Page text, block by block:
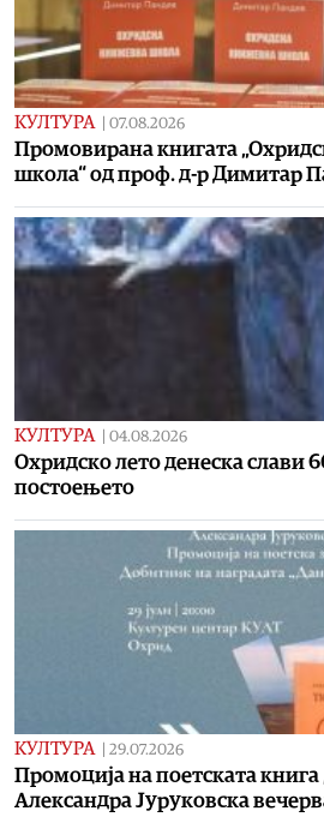
КУЛТУРА 07.08.2026
Промовирана книгата
школа“ од проф. д-р Димитар
КУЛТУРА 04.08.2026
Охридско лето денеска слави
постоењето
КУЛТУРА 29.07.2026
Промоција на поетската книга
Александра Јуруковска